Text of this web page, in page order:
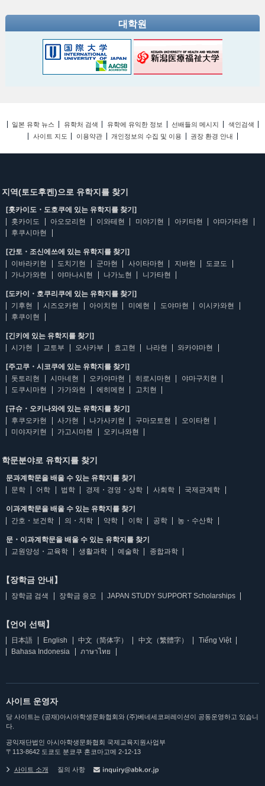
대학원
일본 유학 뉴스 유학처 검색 유학에 유익한 정보 선배들의 메시지
색인검색
사이트 지도
이용약관 개인정보의 수집 및 이용 권장 환경 안내
지역(토도후켄)으로 유학지를 찾기
[홋카이도・도호쿠에 있는 유학지를 찾기]
홋카이도
아오모리현 이와테현 미야기현 아키타현
야마가타현
후쿠시마현
[간토・조신에쓰에 있는 유학지를 찾기]
이바라키현
도치기현 군마현 사이타마현 지바현
도쿄도
가나가와현
야마나시현 나가노현 니가타현
[도카이・호쿠리쿠에 있는 유학지를 찾기]
기후현
시즈오카현 아이치현 미에현 도야마현
이시카와현
후쿠이현
[긴키에 있는 유학지를 찾기]
시가현
교토부 오사카부 효고현 나라현 와카야마현
[주고쿠・시코쿠에 있는 유학지를 찾기]
돗토리현
시마네현 오카야마현 히로시마현
야마구치현
도쿠시마현
가가와현 에히메현 고치현
[규슈・오키나와에 있는 유학지를 찾기]
후쿠오카현
사가현 나가사키현 구마모토현
오이타현
미야자키현
가고시마현 오키나와현
학문분야로 유학지를 찾기
문과계학문을 배울 수 있는 유학지를 찾기
문학
어학 법학 경제・경영・상학 사회학 국제관계학
이과계학문을 배울 수 있는 유학지를 찾기
간호・보건학
의・치학 약학 이학 공학 농・수산학
문・이과계학문을 배울 수 있는 유학지를 찾기
교원양성・교육학
생활과학 예술학 종합과학
【장학금 안내】
장학금 검색 장학금 응모 JAPAN STUDY SUPPORT Scholarships
【언어 선택】
日本語 English 中文（简体字） 中文（繁體字）
Tiếng Việt
Bahasa Indonesia
ภาษาไทย
사이트 운영자
당 사이트는 (공재)아시아학생문화협회와 (주)베네세코퍼레이션이 공동운영하고 있습니
다.
공익재단법인 아시아학생문화협회 국제교육지원사업부
〒113-8642 도쿄도 분쿄쿠 혼코마고메 2-12-13
사이트 소개 질의 사항